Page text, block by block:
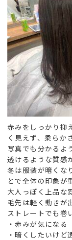
赤みをしっかり抑
く見えず、柔らか
写真でも分かるよ
透けるような質感
冬は服装が暗くな
とで全体の印象が
大人っぽく上品な
毛先は軽く動きが
ストレートでも巻
・赤みが気になる
・暗くしたいけど